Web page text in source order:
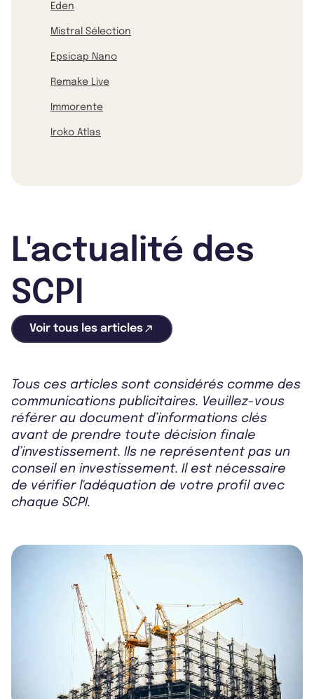
Eden
Mistral Sélection
Epsicap Nano
Remake Live
Immorente
Iroko Atlas
L'actualité des
SCPI
Voir tous les articles
Tous ces articles sont considérés comme des
communications publicitaires. Veuillez-vous
référer au document d’informations clés
avant de prendre toute décision finale
d’investissement. Ils ne représentent pas un
conseil en investissement. Il est nécessaire
de vérifier l'adéquation de votre profil avec
chaque SCPI.